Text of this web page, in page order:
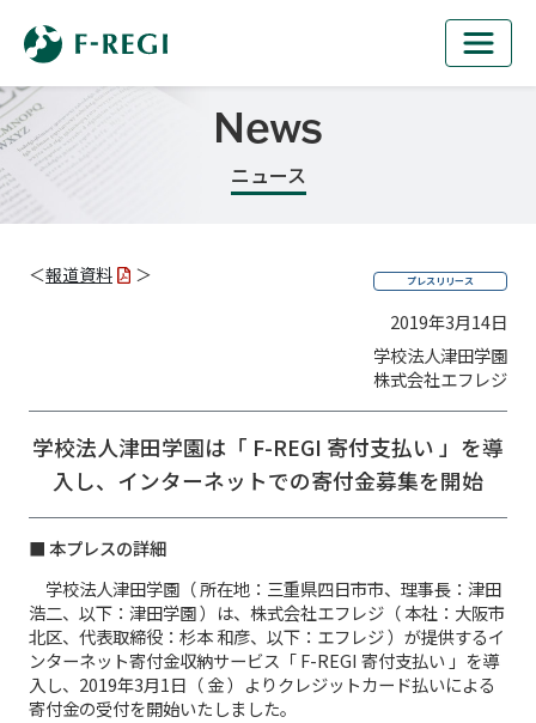
News
ニュース
＜報道資料 ＞ プレスリリース
2019年3月14日
学校法人津田学園
株式会社エフレジ
学校法人津田学園は「 F-REGI 寄付支払い 」を導
入し、 インターネットでの寄付金募集を開始
■ 本プレスの詳細
学校法人津田学園（ 所在地：三重県四日市市、理事長：津田
浩二、以下：津田学園 ）は、株式会社エフレジ（ 本社：大阪市
北区、代表取締役：杉本 和彦、以下：エフレジ ）が提供するイ
ンターネット寄付金収納サービス「 F-REGI 寄付支払い 」を導
入し、2019年3月1日（ 金 ）よりクレジットカード払いによる
寄付金の受付を開始いたしました。